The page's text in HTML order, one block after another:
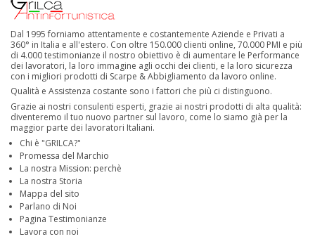
Dal 1995 forniamo attentamente e costantemente Aziende e Privati a
360° in Italia e all'estero. Con oltre 150.000 clienti online, 70.000 PMI e più
di 4.000 testimonianze il nostro obiettivo è di aumentare le Performance
dei lavoratori, la loro immagine agli occhi dei clienti, e la loro sicurezza
con i migliori prodotti di Scarpe & Abbigliamento da lavoro online.
Qualità e Assistenza costante sono i fattori che più ci distinguono.
Grazie ai nostri consulenti esperti, grazie ai nostri prodotti di alta qualità:
diventeremo il tuo nuovo partner sul lavoro, come lo siamo già per la
maggior parte dei lavoratori Italiani.
Chi è "GRILCA?"
Promessa del Marchio
La nostra Mission: perchè
La nostra Storia
Mappa del sito
Parlano di Noi
Pagina Testimonianze
Lavora con noi